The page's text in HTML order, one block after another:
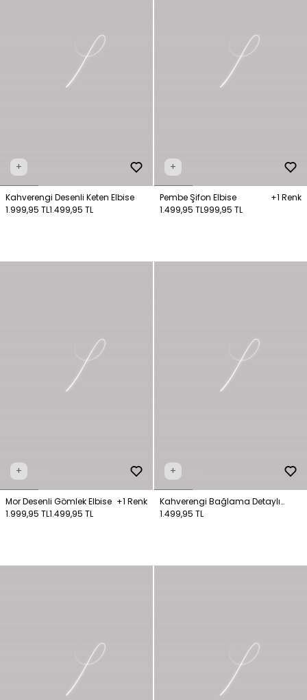
+
Kahverengi Desenli Keten Elbise
1.999,95 TL1.499,95 TL
+
Pembe Şifon Elbise
+1 Renk
1.499,95 TL999,95 TL
+
Mor Desenli Gömlek Elbise +1 Renk
1.999,95 TL1.499,95 TL
+
Kahverengi Bağlama Detaylı
Elbise
1.499,95 TL